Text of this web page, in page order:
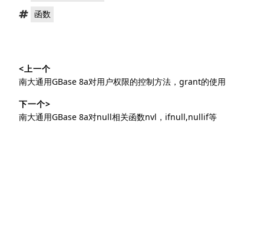
标
函数
章
导
航
<上一个
上
文
章：
南大通用GBase 8a对用户权限的控制方法，grant的使用
下一个>
下
南大通用GBase 8a对null相关函数nvl，ifnull,nullif等